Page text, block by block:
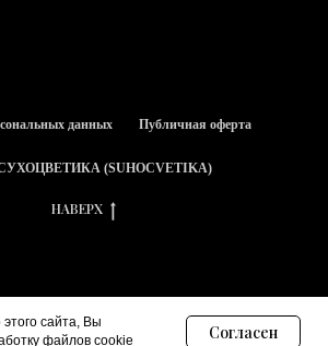
сайта, Вы
файлов cookie
Согласен
данных Публичная оферта
(SUHOCVETIKA)
НАВЕРХ
7436934973922886791?